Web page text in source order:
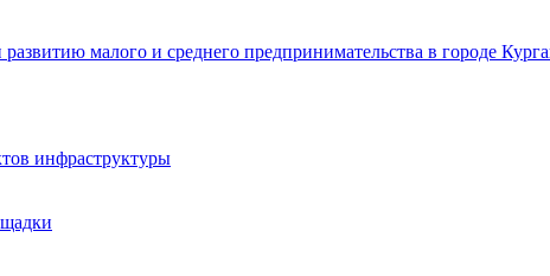
малого и среднего предпринимательства в городе
инфраструктуры